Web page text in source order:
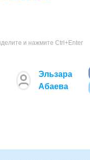
и нажмите Ctrl+Enter
Эльзара
Абаева